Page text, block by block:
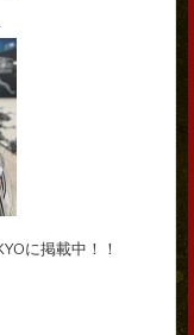
に掲載中！！